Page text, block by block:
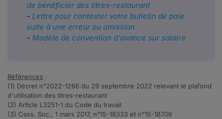
de bénéficier des titres-restaurant
​​​​​​- Lettre pour contester votre bulletin de paie
suite à une erreur ou omission
- Modèle de convention d’avance sur salaire
Références :
(1) Décret n°2022-1266 du 29 septembre 2022 relevant le plafond
d'utilisation des titres-restaurant
(2) Article L3251-1 du Code du travail
(3) Cass. Soc., 1 mars 2017, n°15-18333 et n°15-18709